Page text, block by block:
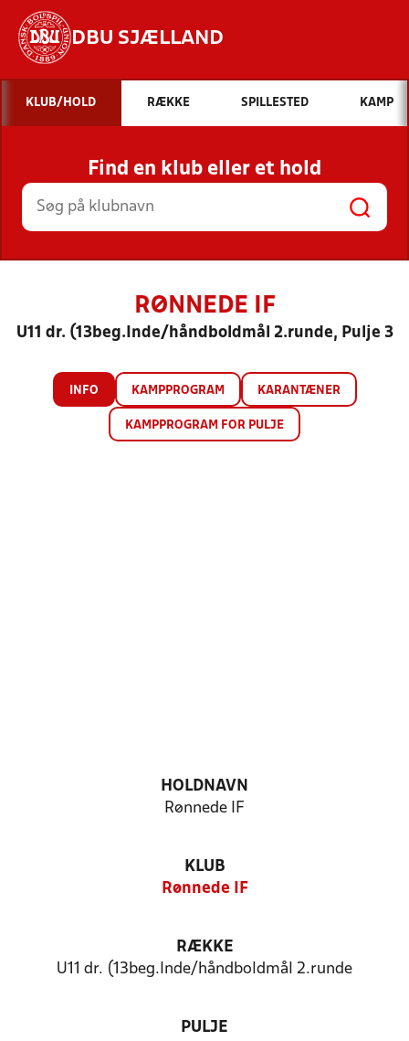
DBU SJÆLLAND
Hvad vil du søge efter?
INDHOLD OG NYHEDER
STILLINGER, RESULTATER, KLUBBER OG
HOLD
KLUB/HOLD RÆKKE SPILLESTED KAMP
Find en klub eller et hold
RØNNEDE IF
U11 dr. (13beg.Inde/håndboldmål 2.runde, Pulje 3
INFO KAMPPROGRAM KARANTÆNER
KAMPPROGRAM FOR PULJE
HOLDNAVN
Rønnede IF
KLUB
Rønnede IF
RÆKKE
U11 dr. (13beg.Inde/håndboldmål 2.runde
PULJE